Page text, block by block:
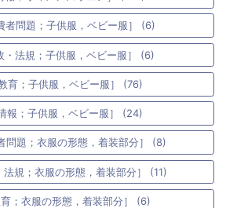
者問題；子供服，ベビー服］ (6)
・法規；子供服，ベビー服］ (6)
育；子供服，ベビー服］ (76)
報；子供服，ベビー服］ (24)
問題；衣服の形態，着装部分］ (8)
法規；衣服の形態，着装部分］ (11)
；衣服の形態，着装部分］ (6)